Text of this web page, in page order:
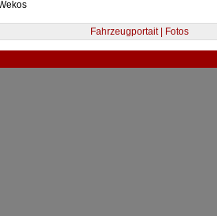
Fahrzeugportait | Fotos